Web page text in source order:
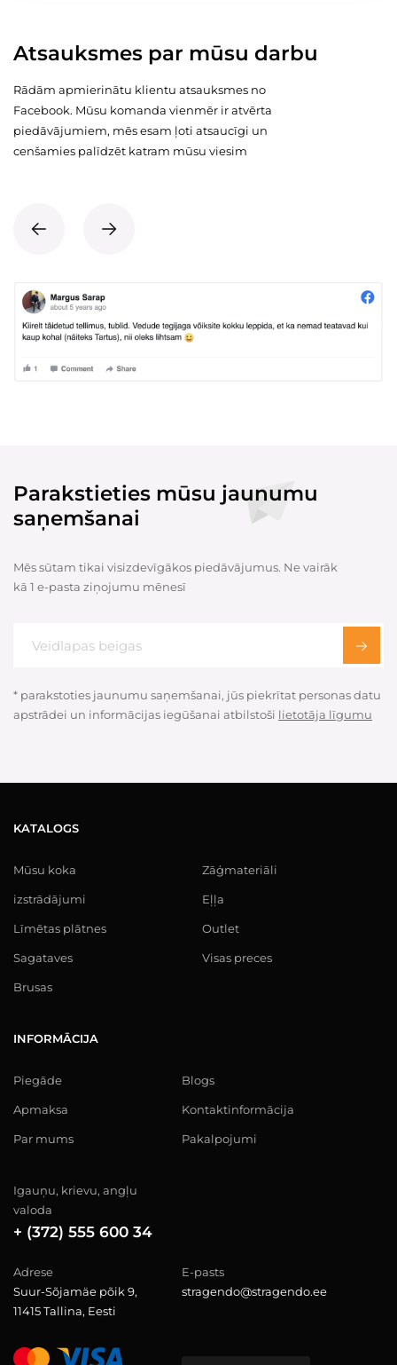
Atsauksmes par mūsu darbu
Rādām apmierinātu klientu atsauksmes no
Facebook. Mūsu komanda vienmēr ir atvērta
piedāvājumiem, mēs esam ļoti atsaucīgi un
cenšamies palīdzēt katram mūsu viesim
Parakstieties mūsu jaunumu
saņemšanai
Mēs sūtam tikai visizdevīgākos piedāvājumus. Ne vairāk
kā 1 e-pasta ziņojumu mēnesī
* parakstoties jaunumu saņemšanai, jūs piekrītat personas datu
apstrādei un informācijas iegūšanai atbilstoši lietotāja līgumu
KATALOGS
Mūsu koka
izstrādājumi
Līmētas plātnes
Sagataves
Brusas
Zāģmateriāli
Eļļa
Outlet
Visas preces
INFORMĀCIJA
Piegāde
Apmaksa
Par mums
Blogs
Kontaktinformācija
Pakalpojumi
Igauņu, krievu, angļu
valoda
+ (372) 555 600 34
Adrese
Suur-Sõjamäe põik 9,
11415 Tallina, Eesti
E-pasts
stragendo@stragendo.ee